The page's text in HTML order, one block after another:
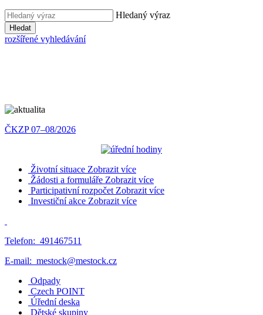
Hledaný výraz
Hledat
rozšířené vyhledávání
ČKZP 07–08/2026
Životní situace Zobrazit více
Žádosti a formuláře Zobrazit více
Participativní rozpočet Zobrazit více
Investiční akce Zobrazit více
Telefon: 491467511
E-mail: mestock@mestock.cz
Odpady
Czech POINT
Úřední deska
Dětské skupiny